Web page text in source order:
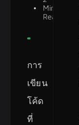
Min
Read
การ
เขียน
โค้ด
ที่